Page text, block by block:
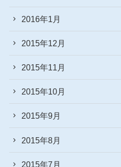
2016年1月
2015年12月
2015年11月
2015年10月
2015年9月
2015年8月
2015年7月